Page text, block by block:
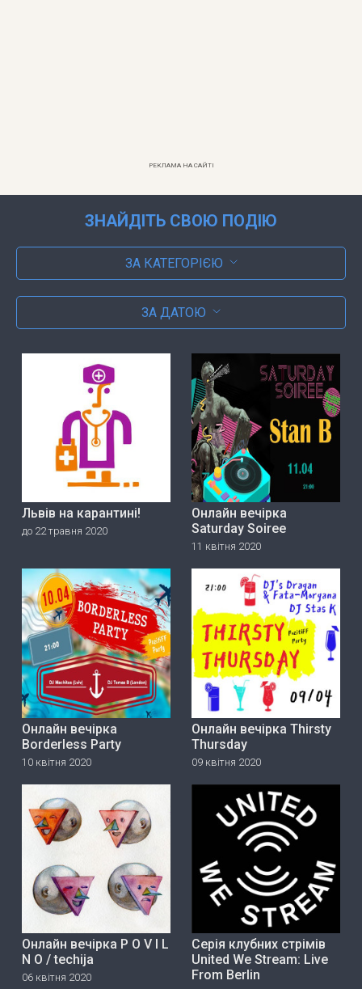
РЕКЛАМА НА САЙТІ
ЗНАЙДІТЬ СВОЮ ПОДІЮ
ЗА КАТЕГОРІЄЮ
ЗА ДАТОЮ
Львів на карантині!
до 22 травня 2020
Онлайн вечірка
Saturday Soiree
11 квітня 2020
Онлайн вечірка
Borderless Party
10 квітня 2020
Онлайн вечірка Thirsty
Thursday
09 квітня 2020
Онлайн вечірка P O V I L
N O / techija
06 квітня 2020
Серія клубних стрімів
United We Stream: Live
From Berlin